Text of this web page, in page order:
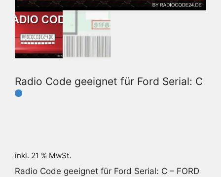
Radio Code geeignet für Ford Serial: C
inkl. 21 % MwSt.
Radio Code geeignet für Ford Serial: C – FORD